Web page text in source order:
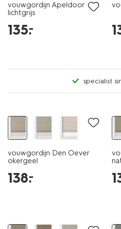
vouwgordijn Apeldoorn
lichtgrijs
135.
–
specialist
vouwgordijn Den Oever
okergeel
138.
–